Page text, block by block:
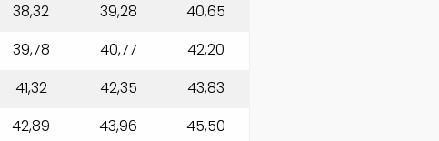
38,32 39,28
40,65
39,78 40,77
42,20
41,32 42,35
43,83
42,89 43,96
45,50